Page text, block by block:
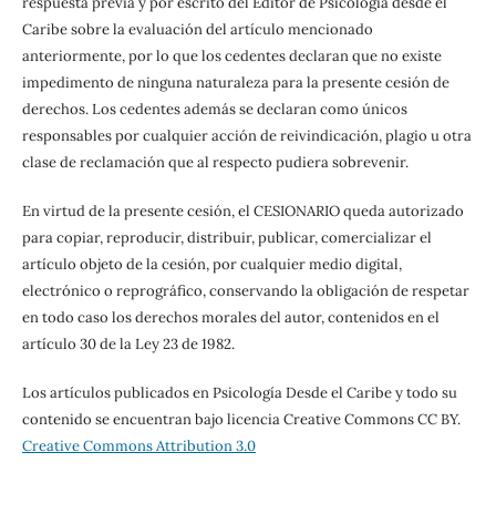
Caribe sobre la evaluación del artículo mencionado
anteriormente, por lo que los cedentes declaran que no existe
impedimento de ninguna naturaleza para la presente cesión de
derechos. Los cedentes además se declaran como únicos
responsables por cualquier acción de reivindicación, plagio u otra
clase de reclamación que al respecto pudiera sobrevenir.
En virtud de la presente cesión, el CESIONARIO queda autorizado
para copiar, reproducir, distribuir, publicar, comercializar el
artículo objeto de la cesión, por cualquier medio digital,
electrónico o reprográfico, conservando la obligación de respetar
en todo caso los derechos morales del autor, contenidos en el
artículo 30 de la Ley 23 de 1982.
Los artículos publicados en Psicología Desde el Caribe y todo su
contenido se encuentran bajo licencia Creative Commons CC BY.
Creative Commons Attribution 3.0